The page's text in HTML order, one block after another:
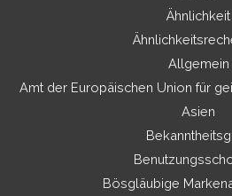
Ähnlichkeit
Allgemein
Amt der Europäischen Union für
Asien
Bösgläubige